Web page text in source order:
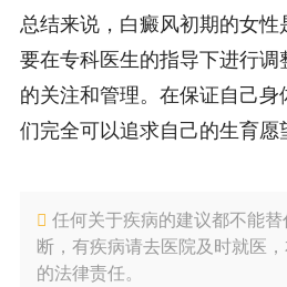
总结来说，白癜风初期的女性
要在专科医生的指导下进行调
的关注和管理。在保证自己
们完全可以追求自己的生育愿
任何关于疾病的建议都不能
断，有疾病请去医院及时就医
的法律责任。